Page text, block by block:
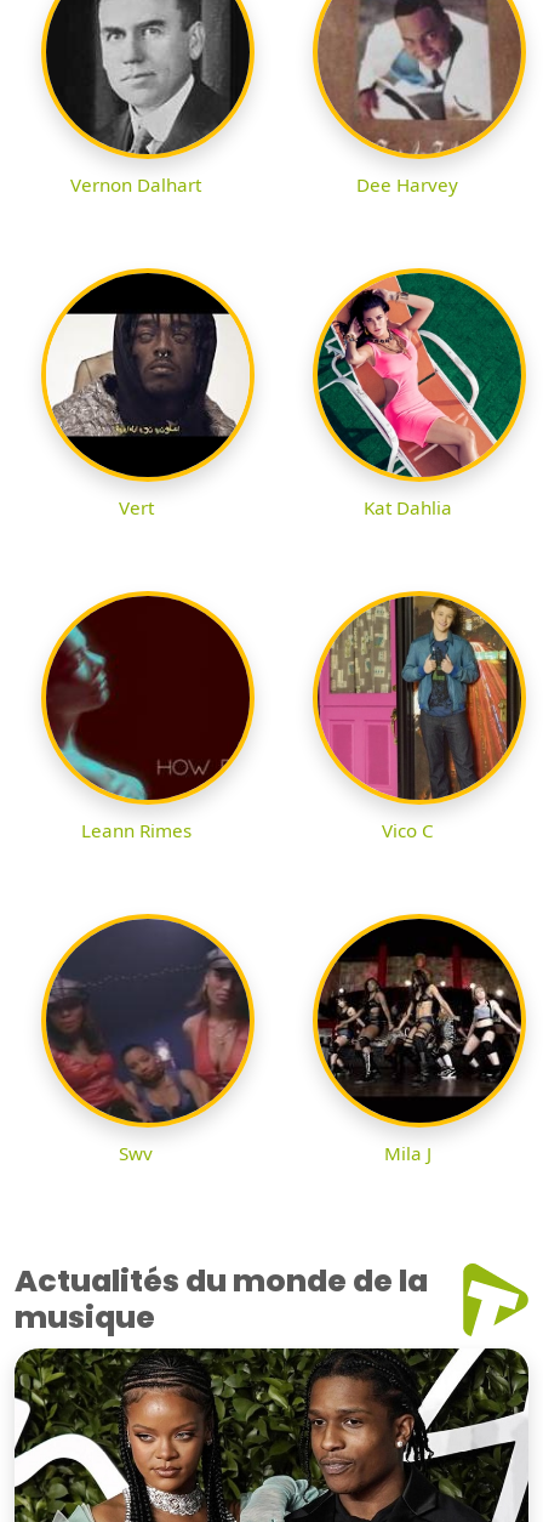
Vernon Dalhart Dee Harvey
Vert Kat Dahlia
Leann Rimes Vico C
Swv Mila J
Actualités du monde de la
musique